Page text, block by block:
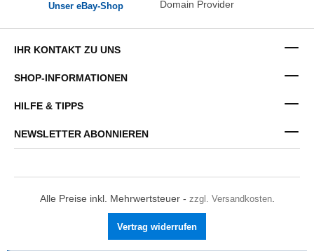
Unser eBay-Shop
IHR KONTAKT ZU UNS
SHOP-INFORMATIONEN
HILFE & TIPPS
NEWSLETTER ABONNIEREN
Alle Preise inkl. Mehrwertsteuer - zzgl. Versandkosten.
Vertrag widerrufen